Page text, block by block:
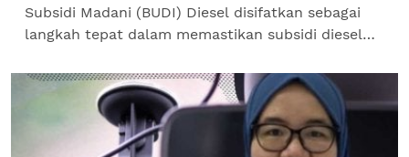
Subsidi Madani (BUDI) Diesel disifatkan sebagai
langkah tepat dalam memastikan subsidi diesel
yang...